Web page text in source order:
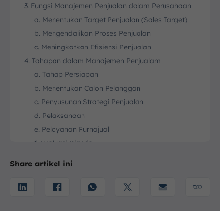
3. Fungsi Manajemen Penjualan dalam Perusahaan
a. Menentukan Target Penjualan (Sales Target)
b. Mengendalikan Proses Penjualan
c. Meningkatkan Efisiensi Penjualan
4. Tahapan dalam Manajemen Penjualam
a. Tahap Persiapan
b. Menentukan Calon Pelanggan
c. Penyusunan Strategi Penjualan
d. Pelaksanaan
e. Pelayanan Purnajual
f. Evaluasi Kinerja
7. Kesimpulan
Share artikel ini